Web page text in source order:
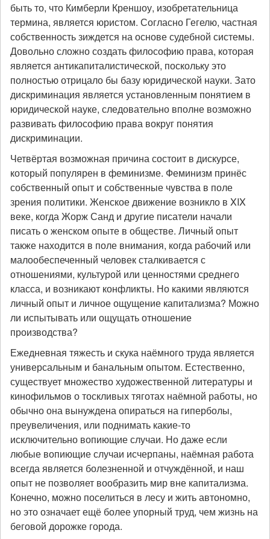
быть то, что Кимберли Креншоу, изобретательница
термина, является юристом. Согласно Гегелю, частная
собственность зиждется на основе судебной системы.
Довольно сложно создать философию права, которая
является антикапиталистической, поскольку это
полностью отрицало бы базу юридической науки. Зато
дискриминация является установленным понятием в
юридической науке, следовательно вполне возможно
развивать философию права вокруг понятия
дискриминации.
Четвёртая возможная причина состоит в дискурсе,
который популярен в феминизме. Феминизм принёс
собственный опыт и собственные чувства в поле
зрения политики. Женское движение возникло в XIX
веке, когда Жорж Санд и другие писатели начали
писать о женском опыте в обществе. Личный опыт
также находится в поле внимания, когда рабочий или
малообеспеченный человек сталкивается с
отношениями, культурой или ценностями среднего
класса, и возникают конфликты. Но какими являются
личный опыт и личное ощущение капитализма? Можно
ли испытывать или ощущать отношение
производства?
Ежедневная тяжесть и скука наёмного труда является
универсальным и банальным опытом. Естественно,
существует множество художественной литературы и
кинофильмов о тоскливых тяготах наёмной работы, но
обычно она вынуждена опираться на гиперболы,
преувеличения, или поднимать какие-то
исключительно вопиющие случаи. Но даже если
любые вопиющие случаи исчерпаны, наёмная работа
всегда является болезненной и отчуждённой, и наш
опыт не позволяет вообразить мир вне капитализма.
Конечно, можно поселиться в лесу и жить автономно,
но это означает ещё более упорный труд, чем жизнь на
беговой дорожке города.